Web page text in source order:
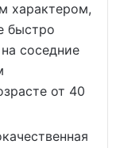
характером,
быстро
соседние
от 40